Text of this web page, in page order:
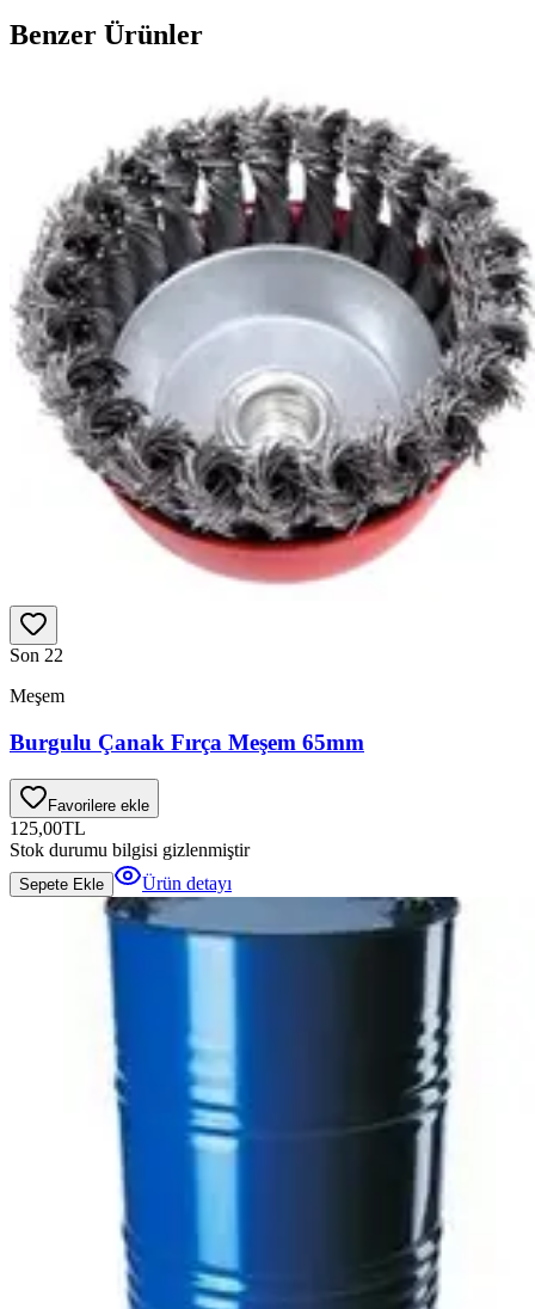
Benzer Ürünler
Son 22
Meşem
Burgulu Çanak Fırça Meşem 65mm
Favorilere ekle
125,00TL
Stok durumu bilgisi gizlenmiştir
Sepete Ekle Ürün detayı